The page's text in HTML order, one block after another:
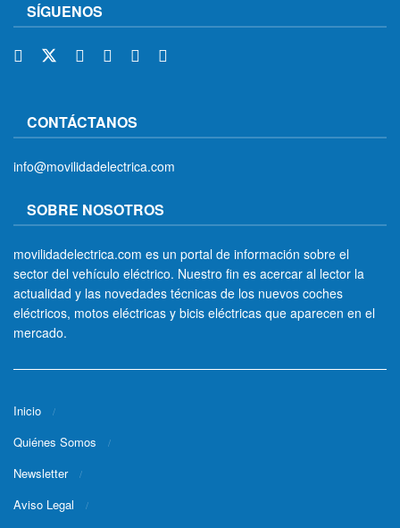
SÍGUENOS
CONTÁCTANOS
info@movilidadelectrica.com
SOBRE NOSOTROS
movilidadelectrica.com es un portal de información sobre el
sector del vehículo eléctrico. Nuestro fin es acercar al lector la
actualidad y las novedades técnicas de los nuevos coches
eléctricos, motos eléctricas y bicis eléctricas que aparecen en el
mercado.
Inicio
Quiénes Somos
Newsletter
Aviso Legal